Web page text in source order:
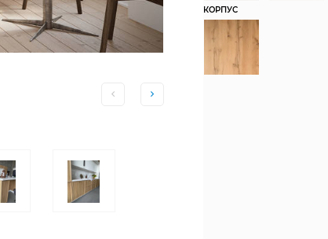
КОРПУС